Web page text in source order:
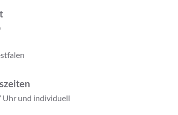
Uhr und individuell